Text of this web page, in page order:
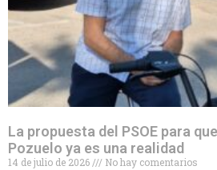
La propuesta del PSOE para
Pozuelo ya es una realidad
14 de julio de 2026
No hay comentarios